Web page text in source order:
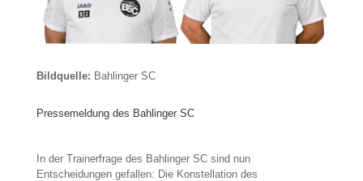
Bildquelle: Bahlinger SC
Pressemeldung des Bahlinger SC
In der Trainerfrage des Bahlinger SC sind nun
Entscheidungen gefallen: Die Konstellation des